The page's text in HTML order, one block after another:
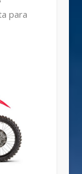
para